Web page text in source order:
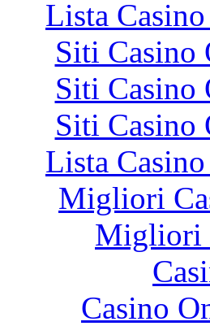
Lista
Siti Casino
Siti Casino
Siti Casino
Lista
Migliori
Migliori
Casino